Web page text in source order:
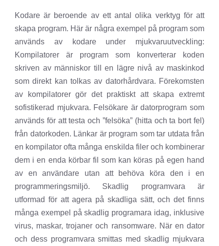
Kodare är beroende av ett antal olika verktyg för att
skapa program. Här är några exempel på program som
används av kodare under mjukvaruutveckling:
Kompilatorer är program som konverterar koden
skriven av människor till en lägre nivå av maskinkod
som direkt kan tolkas av datorhårdvara. Förekomsten
av kompilatorer gör det praktiskt att skapa extremt
sofistikerad mjukvara. Felsökare är datorprogram som
används för att testa och ”felsöka” (hitta och ta bort fel)
från datorkoden. Länkar är program som tar utdata från
en kompilator ofta många enskilda filer och kombinerar
dem i en enda körbar fil som kan köras på egen hand
av en användare utan att behöva köra den i en
programmeringsmiljö. Skadlig programvara är
utformad för att agera på skadliga sätt, och det finns
många exempel på skadlig programara idag, inklusive
virus, maskar, trojaner och ransomware. När en dator
och dess programvara smittas med skadlig mjukvara